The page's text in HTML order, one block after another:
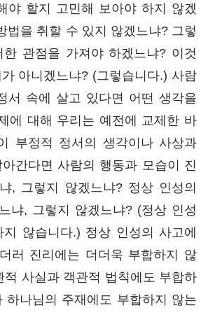
야 할지 고민해 보아야 하지 않겠
법을 취할 수 있지 않겠느냐? 그렇
관점을 가져야 하겠느냐? 이것
아니겠느냐? (그렇습니다.) 사람
서 속에 살고 있다면 어떤 생각을
에 대해 우리는 예전에 교제한 바
부정적 정서의 생각이나 사상과
간다면 사람의 행동과 모습이 진
, 그렇지 않겠느냐? 정상 인성의
냐, 그렇지 않겠느냐? (정상 인성
않습니다.) 정상 인성의 사고에
러 진리에는 더더욱 부합하지 않
적 사실과 객관적 법칙에도 부합하
하나님의 주재에도 부합하지 않는